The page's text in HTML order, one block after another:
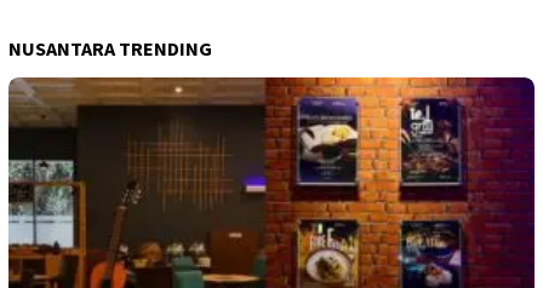
NUSANTARA TRENDING